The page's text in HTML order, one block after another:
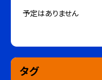
予定はありません
タグ